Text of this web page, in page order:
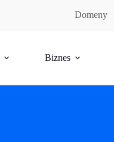
Domeny
Biznes